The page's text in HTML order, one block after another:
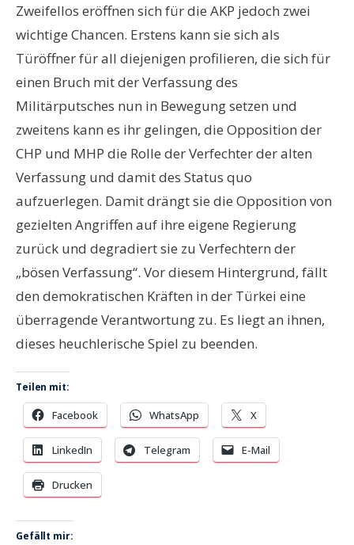
Zweifellos eröffnen sich für die AKP jedoch zwei
wichtige Chancen. Erstens kann sie sich als
Türöffner für all diejenigen profilieren, die sich für
einen Bruch mit der Verfassung des
Militärputsches nun in Bewegung setzen und
zweitens kann es ihr gelingen, die Opposition der
CHP und MHP die Rolle der Verfechter der alten
Verfassung und damit des Status quo
aufzuerlegen. Damit drängt sie die Opposition von
gezielten Angriffen auf ihre eigene Regierung
zurück und degradiert sie zu Verfechtern der
„bösen Verfassung“. Vor diesem Hintergrund, fällt
den demokratischen Kräften in der Türkei eine
überragende Verantwortung zu. Es liegt an ihnen,
dieses heuchlerische Spiel zu beenden.
Teilen mit:
Facebook WhatsApp X
LinkedIn Telegram E-Mail
Drucken
Gefällt mir: